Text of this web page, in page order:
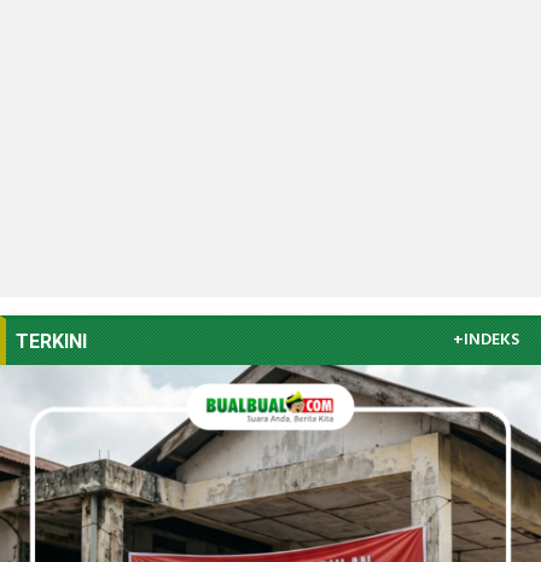
TERKINI +INDEKS